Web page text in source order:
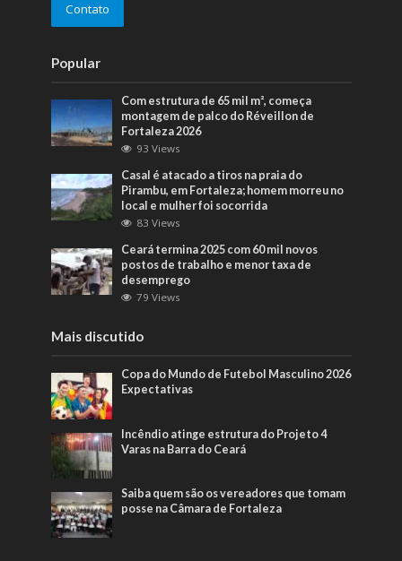
Contato
Popular
Com estrutura de 65 mil m², começa
montagem de palco do Réveillon de
Fortaleza 2026
93 Views
Casal é atacado a tiros na praia do
Pirambu, em Fortaleza; homem morreu no
local e mulher foi socorrida
83 Views
Ceará termina 2025 com 60 mil novos
postos de trabalho e menor taxa de
desemprego
79 Views
Mais discutido
Copa do Mundo de Futebol Masculino 2026
Expectativas
Incêndio atinge estrutura do Projeto 4
Varas na Barra do Ceará
Saiba quem são os vereadores que tomam
posse na Câmara de Fortaleza